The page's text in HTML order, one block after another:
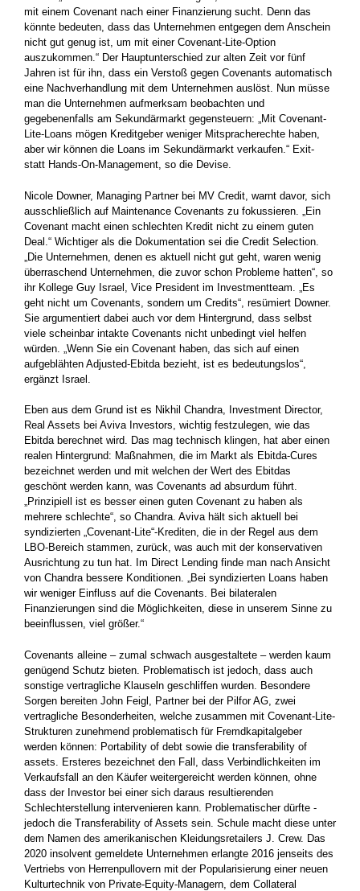
mit einem Covenant nach einer Finanzierung sucht. Denn das
könnte bedeuten, dass das ­Unternehmen entgegen dem Anschein
nicht gut genug ist, um mit einer Covenant-Lite-Option
auszukommen.“ Der Hauptunterschied zur alten Zeit vor fünf
Jahren ist für ihn, dass ein Verstoß gegen Covenants automatisch
eine Nachverhandlung mit dem Unternehmen auslöst. Nun müsse
man die Unternehmen aufmerksam beobachten und
gegebenenfalls am Sekundärmarkt gegensteuern: „Mit Covenant-
Lite-Loans mögen Kreditgeber weniger Mitspracherechte haben,
aber wir können die Loans im Sekundärmarkt verkaufen.“ Exit-
statt Hands-On-Management, so die Devise.
Nicole Downer, Managing Partner bei MV Credit, warnt davor, sich
ausschließlich auf Maintenance Covenants zu fokussieren. „Ein
Covenant macht einen schlechten Kredit nicht zu einem guten
Deal.“ Wichtiger als die Dokumentation sei die Credit Selection.
„Die Unternehmen, denen es aktuell nicht gut geht, waren wenig
überraschend Unternehmen, die zuvor schon Probleme hatten“, so
ihr Kollege Guy Israel, Vice President im Investmentteam. „Es
geht nicht um Covenants, sondern um Credits“, resümiert Downer.
Sie argumentiert dabei auch vor dem Hintergrund, dass selbst
viele scheinbar intakte Covenants nicht unbedingt viel helfen
würden. „Wenn Sie ein Covenant haben, das sich auf einen
aufgeblähten ­Adjusted-Ebitda bezieht, ist es bedeutungslos“,
ergänzt Israel.
Eben aus dem Grund ist es Nikhil Chandra, Investment Director,
Real Assets bei Aviva Investors, wichtig festzulegen, wie das
Ebitda berechnet wird. Das mag technisch klingen, hat aber einen
realen Hintergrund: Maßnahmen, die im Markt als Ebitda-Cures
bezeichnet werden und mit welchen der Wert des Ebitdas
geschönt werden kann, was Covenants ad absurdum führt.
„Prinzipiell ist es besser einen guten Covenant zu haben als
mehrere schlechte“, so ­Chandra. Aviva hält sich aktuell bei
syndizierten „Covenant-Lite“-Krediten, die in der Regel aus dem
LBO-Bereich stammen, zurück, was auch mit der konservativen
Ausrichtung zu tun hat. Im Direct Lending finde man nach Ansicht
von Chandra bessere Konditionen. „Bei syndizierten Loans haben
wir weniger Einfluss auf die Covenants. Bei bilateralen
Finanzierungen sind die Möglichkeiten, diese in ­unserem Sinne zu
beeinflussen, viel größer.“
Covenants alleine – zumal schwach ausgestaltete – werden kaum
genügend Schutz bieten. Problematisch ist jedoch, dass auch
sonstige vertragliche Klauseln geschliffen wurden. Besondere
Sorgen bereiten John Feigl, Partner bei der Pilfor AG, zwei
vertragliche ­Besonderheiten, welche zusammen mit Covenant-Lite-
Strukturen zunehmend problematisch für Fremdkapitalgeber
werden können: Portability of debt sowie die transferability of
assets. Ersteres ­bezeichnet den Fall, dass Verbindlichkeiten im
Verkaufsfall an den Käufer weitergereicht werden können, ohne
dass der Investor bei einer sich daraus resultierenden
Schlechterstellung intervenieren kann. Problematischer dürfte ­
jedoch die Transferability of Assets sein. Schule macht diese unter
dem Namen des amerikanischen Kleidungsretailers J. Crew. Das
2020 insolvent gemeldete Unternehmen ­erlangte 2016 jenseits des
Vertriebs von Herrenpullovern mit der ­Popularisierung ­einer neuen
Kulturtechnik von Private-Equity-­Managern, dem Collateral